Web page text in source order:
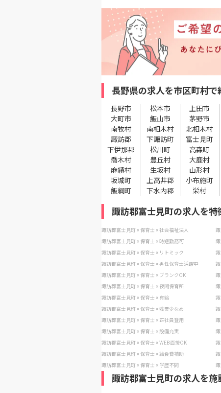
長野県の求人を市区町村で
長野市 松本市 上田市
大町市
飯山市 茅野市
南牧村
南相木村 北相木村
諏訪郡
下諏訪町 富士見町
下伊那郡
松川町 高森町
喬木村
豊丘村 大鹿村
麻績村
生坂村 山形村
坂城町
上高井郡 小布施町
飯綱町
下水内郡 栄村
諏訪郡富士見町の求人を特
諏訪郡富士見町 × 保育士 × 社会福祉法人
諏訪郡富士見町 × 保育士 × 時短勤務可
諏訪郡富士見町 × 保育士 × リトミック
諏訪郡富士見町 × 保育士 × 男性保育士活躍中
諏訪郡富士見町 × 保育士 × ブランクOK
諏訪郡富士見町 × 保育士 × 夜間保育所
諏訪郡富士見町 × 保育士 × 有給
諏訪郡富士見町 × 保育士 × 残業少なめ
諏訪郡富士見町 × 保育士 × 正社員登用
諏訪郡富士見町 × 保育士 × 設備充実
諏訪郡富士見町 × 保育士 × WEB面接OK
諏訪郡富士見町 × 保育士 × 給食費補助
諏訪郡富士見町 × 保育士 × 学歴不問
諏訪郡富士見町の求人を施